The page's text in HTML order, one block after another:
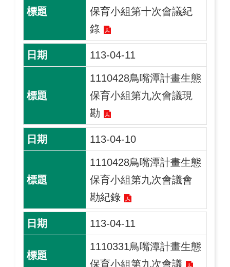
保育小組第十次會議紀
錄
113-04-11
1110428鳥嘴潭計畫生態
保育小組第九次會議現
勘
113-04-10
1110428鳥嘴潭計畫生態
保育小組第九次會議會
勘紀錄
113-04-11
1110331鳥嘴潭計畫生態
保育小組第九次會議